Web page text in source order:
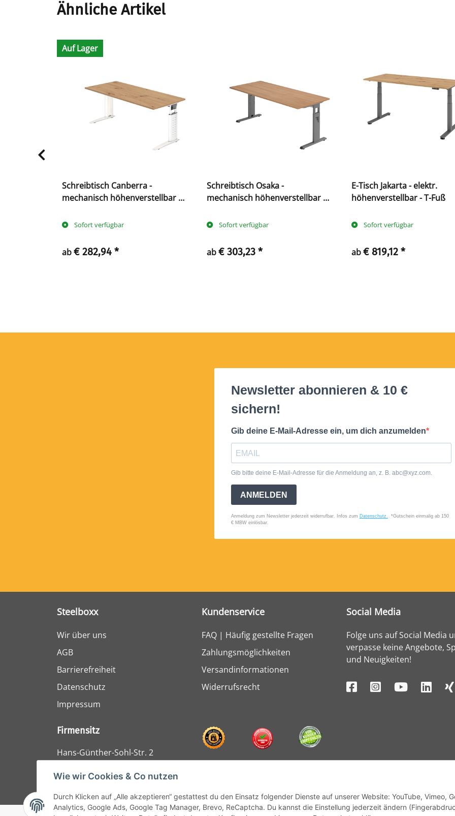
Wie wir Cookies & Co nutzen
Durch Klicken auf „Alle akzeptieren“ gestattest du den Einsatz folgender Dienste auf unserer Website: YouTube, Vimeo,
Analytics, Google Ads, Google Tag Manager, Brevo, ReCaptcha. Du kannst die Einstellung jederzeit ändern
Ähnliche Artikel
Auf Lager
Schreibtisch Canberra -
mechanisch höhenverstellbar -
Sofort verfügbar
ab€ 282,94 *
Schreibtisch Osaka -
mechanisch höhenverstellbar -
Sofort verfügbar
ab€ 303,23 *
E-Tisch Jakarta - elektr.
höhenverstellbar - T-Fuß
Sofort verfügbar
ab€ 819,12 *
Steelboxx
Wir über uns
AGB
Barrierefreiheit
Datenschutz
Impressum
Kundenservice
FAQ | Häufig gestellte Fragen
Zahlungsmöglichkeiten
Versandinformationen
Widerrufsrecht
Social Media
Folge uns auf Social Media
verpasse keine Angebote,
und Neuigkeiten!
Firmensitz
Hans-Günther-Sohl-Str. 2